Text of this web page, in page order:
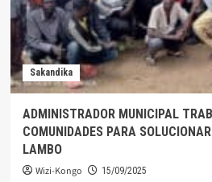
Sakandika
ADMINISTRADOR MUNICIPAL
COMUNIDADES PARA
LAMBO
Wizi-Kongo 15/09/2025